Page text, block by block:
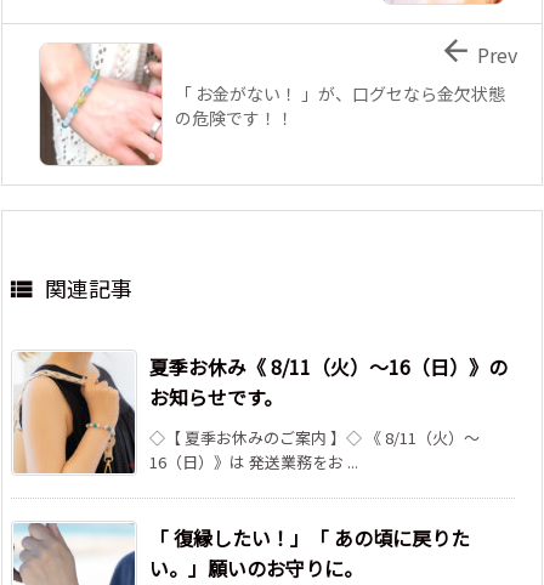
「 お金がない！ 」が、口グセなら金欠状態
の危険です！！
 Prev
 関連記事
夏季お休み《 8/11（火）～16（日）》の
お知らせです。
◇【 夏季お休みのご案内 】◇ 《 8/11（火）～
16（日）》は 発送業務をお ...
「 復縁したい！」「 あの頃に戻りた
い。」願いのお守りに。